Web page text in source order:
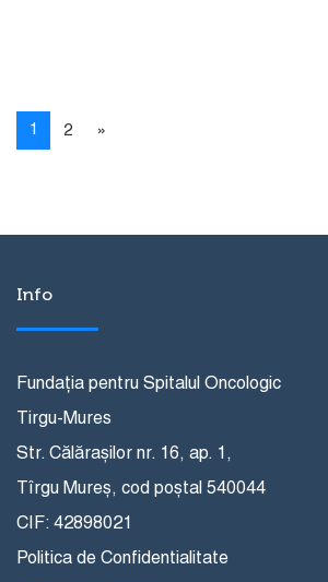
1 2 »
Info
Fundația pentru Spitalul Oncologic
Tirgu-Mures
Str. Călărașilor nr. 16, ap. 1,
Tîrgu Mureș, cod poștal 540044
CIF: 42898021
Politica de Confidentialitate